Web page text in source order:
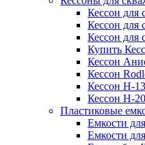
Кессон для
Кессон для
Кессон для
Купить
Кессон
Кессон
Кессон H-
Кессон H-
Пластиковые
Емкости
Емкости